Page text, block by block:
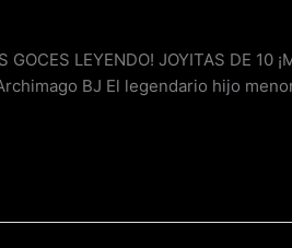
GOCES LEYENDO! JOYITAS DE
BJ El legendario hijo